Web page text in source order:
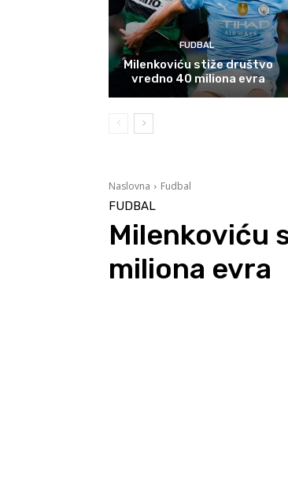
FUDBAL
Milenkoviću stiže društvo
vredno 40 miliona evra